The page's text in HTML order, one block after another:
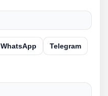
WhatsApp Telegram